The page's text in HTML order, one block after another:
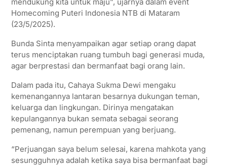
Homecoming Puteri Indonesia NTB di Mataram
(23/5/2025).
Bunda Sinta menyampaikan agar setiap orang dapat
terus menciptakan ruang tumbuh bagi generasi muda,
agar berprestasi dan bermanfaat bagi orang lain.
Dalam pada itu, Cahaya Sukma Dewi mengaku
kemenangannya lantaran besarnya dukungan teman,
keluarga dan lingkungan. Dirinya mengatakan
kepulangannya bukan semata sebagai seorang
pemenang, namun perempuan yang berjuang.
“Perjuangan saya belum selesai, karena mahkota yang
sesungguhnya adalah ketika saya bisa bermanfaat bagi